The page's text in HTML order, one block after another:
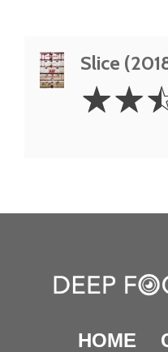
Slice
2.5
Stars
☆☆
HOME